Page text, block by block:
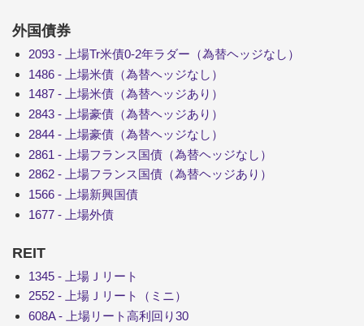
外国債券
2093 - 上場Tr米債0-2年ラダー（為替ヘッジなし）
1486 - 上場米債（為替ヘッジなし）
1487 - 上場米債（為替ヘッジあり）
2843 - 上場豪債（為替ヘッジあり）
2844 - 上場豪債（為替ヘッジなし）
2861 - 上場フランス国債（為替ヘッジなし）
2862 - 上場フランス国債（為替ヘッジあり）
1566 - 上場新興国債
1677 - 上場外債
REIT
1345 - 上場Ｊリート
2552 - 上場Ｊリート（ミニ）
608A - 上場リート高利回り30